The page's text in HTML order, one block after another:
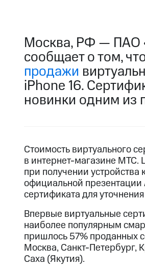
Москва, РФ — ПАО
сообщает о том,
продажи
iPhone 16.
новинки одним из
Стоимость виртуального
в интернет-магазине МТС.
при получении устройства
официальной
сертификата для
Впервые виртуальные
наиболее популярным
пришлось 57% проданных
Москва, Санкт-Петербург,
Саха (Якутия).